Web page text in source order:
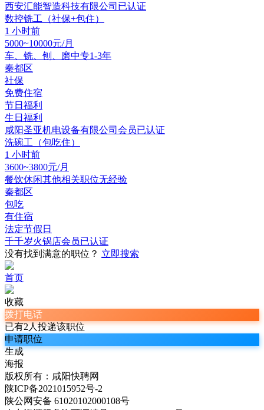
西安汇能智造科技有限公司 已认证
数控铣工（社保+包住）
1 小时前
5000~10000元/月
车、铣、刨、磨中专1-3年
秦都区
社保
免费住宿
节日福利
生日福利
咸阳圣亚机电设备有限公司 会员已认证
洗碗工（包吃住）
1 小时前
3600~3800元/月
餐饮休闲其他相关职位无经验
秦都区
包吃
有住宿
法定节假日
千千岁火锅店会员已认证
没有找到满意的职位？ 立即搜索
首页
收藏
拨打电话
已有2人投递该职位
申请职位
生成
海报
版权所有：咸阳快聘网
陕ICP备2021015952号-2
陕公网安备 61020102000108号